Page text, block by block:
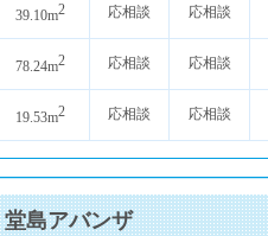
39.10m2 応相談 応相談
78.24m2 応相談 応相談
19.53m2 応相談 応相談
堂島アバンザ